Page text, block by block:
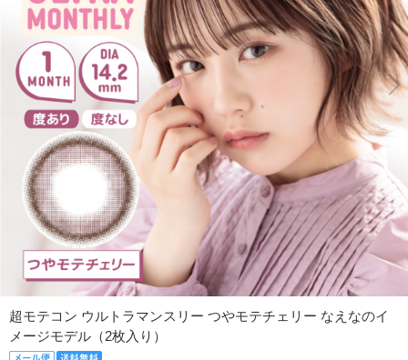
超モテコン ウルトラマンスリー つやモテチェリー なえなのイ
メージモデル（2枚入り）